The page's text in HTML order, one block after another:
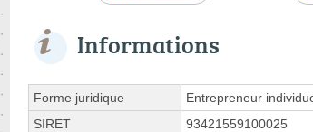
Informations
Forme juridique
Entrepreneur
SIRET
93421559100025